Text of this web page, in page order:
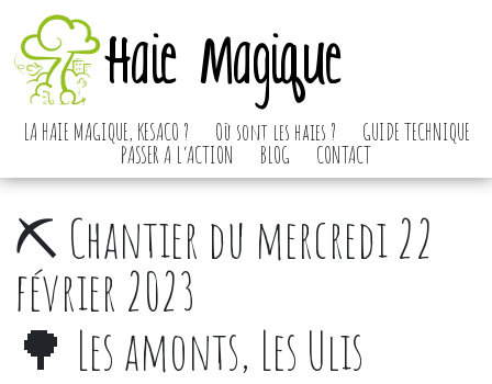
Haie Magique
LA HAIE MAGIQUE, KESACO ? Où sont les haies ?
GUIDE TECHNIQUE
PASSER A L’ACTION
BLOG CONTACT
⛏️ Chantier du mercredi 22
février 2023
🌳 Les amonts, Les Ulis